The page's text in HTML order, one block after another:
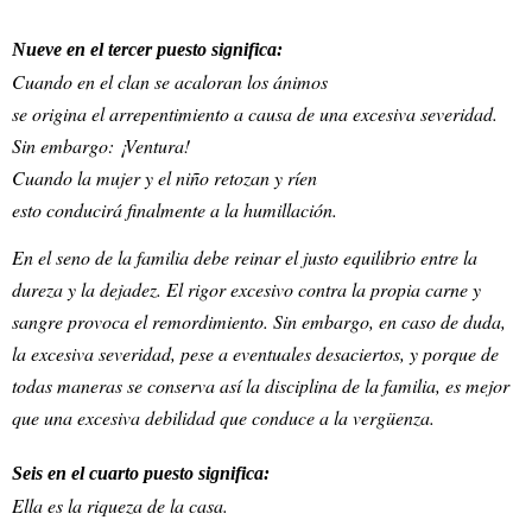
Nueve en el tercer puesto significa:
Cuando en el clan se acaloran los ánimos
se origina el arrepentimiento a causa de una excesiva severidad.
Sin embargo: ¡Ventura!
Cuando la mujer y el niño retozan y ríen
esto conducirá finalmente a la humillación.
En el seno de la familia debe reinar el justo equilibrio entre la
dureza y la dejadez. El rigor excesivo contra la propia carne y
sangre provoca el remordimiento. Sin embargo, en caso de duda,
la excesiva severidad, pese a eventuales desaciertos, y porque de
todas maneras se conserva así la disciplina de la familia, es mejor
que una excesiva debilidad que conduce a la vergüenza.
Seis en el cuarto puesto significa:
Ella es la riqueza de la casa.